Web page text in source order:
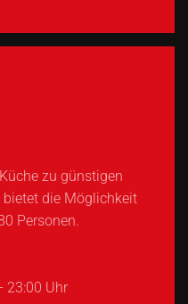
zu günstigen
bietet die Möglichkeit
Personen.
23:00 Uhr